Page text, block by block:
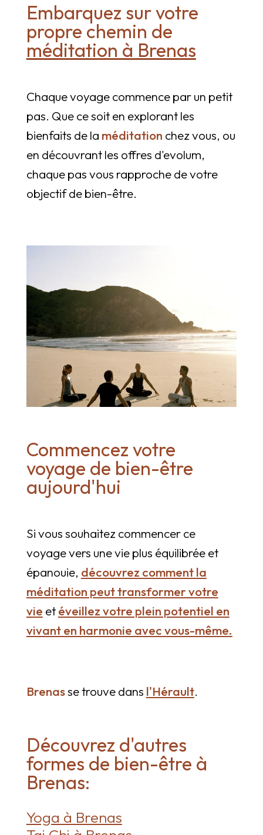
Embarquez sur votre
propre chemin de
méditation à Brenas
Chaque voyage commence par un petit
pas. Que ce soit en explorant les
bienfaits de la méditation chez vous, ou
en découvrant les offres d'evolum,
chaque pas vous rapproche de votre
objectif de bien-être.
Commencez votre
voyage de bien-être
aujourd'hui
Si vous souhaitez commencer ce
voyage vers une vie plus équilibrée et
épanouie, découvrez comment la
méditation peut transformer votre
vie etéveillez votre plein potentiel en
vivant en harmonie avec vous-même.
Brenasse trouve dans l'Hérault.
Découvrez d'autres
formes de bien-être à
Brenas:
Yoga à Brenas